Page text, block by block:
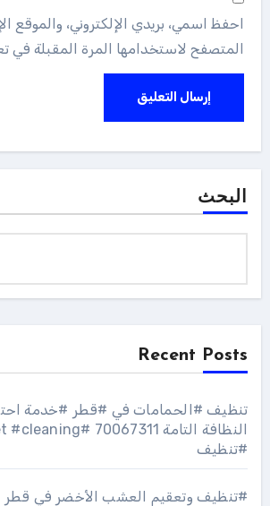
احفظ اسمي، بريدي الإلكتروني، والموقع
المتصفح لاستخدامها المرة المقبلة في
البحث
Recent Posts
تنظيف #الحمامات في #قطر #خدمة
#تنظيف
#تنظيف وتعقيم العشب الأخضر في قطر